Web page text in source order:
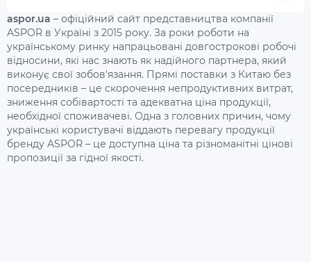
aspor.ua – офіційний сайт представництва компанії
ASPOR в Україні з 2015 року. За роки роботи на
українському ринку напрацьовані довгострокові робочі
відносини, які нас знають як надійного партнера, який
виконує свої зобов'язання. Прямі поставки з Китаю без
посередників – це скорочення непродуктивних витрат,
зниження собівартості та адекватна ціна продукції,
необхідної споживачеві. Одна з головних причин, чому
українські користувачі віддають перевагу продукції
бренду ASPOR – це доступна ціна та різноманітні цінові
пропозиції за гідної якості.